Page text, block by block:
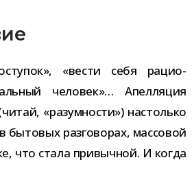
«вести себя раци­о­
чело­век»… Апелляция
«разум­но­сти») настолько
быто­вых раз­го­во­рах, мас­со­вой
что стала при­выч­ной. И когда